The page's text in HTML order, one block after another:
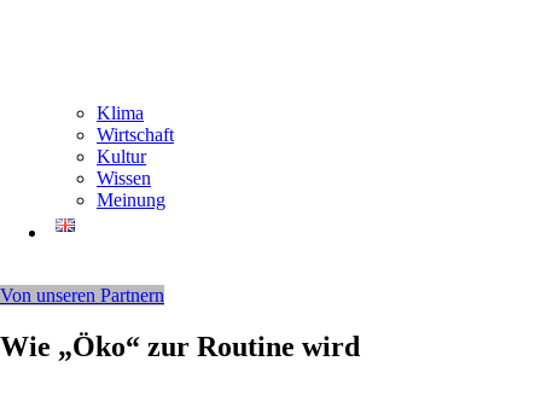
Klima
Wirtschaft
Kultur
Wissen
Meinung
Von unseren Partnern
Wie „Öko“ zur Routine wird